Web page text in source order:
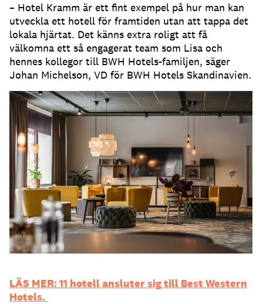
– Hotel Kramm är ett fint exempel på hur man kan
utveckla ett hotell för framtiden utan att tappa det
lokala hjärtat. Det känns extra roligt att få
välkomna ett så engagerat team som Lisa och
hennes kollegor till BWH Hotels-familjen, säger
Johan Michelson, VD för BWH Hotels Skandinavien.
LÄS MER: 11 hotell ansluter sig till Best Western
Hotels.